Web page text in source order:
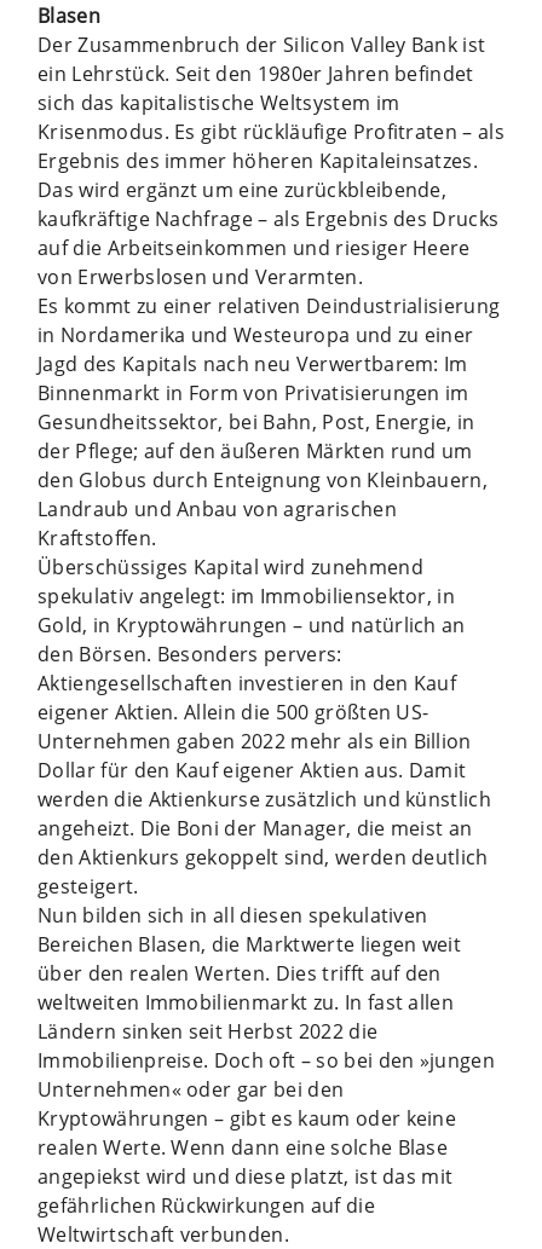
Blasen
Der Zusammenbruch der Silicon Valley Bank ist
ein Lehrstück. Seit den 1980er Jahren befindet
sich das kapitalistische Weltsystem im
Krisenmodus. Es gibt rückläufige Profitraten – als
Ergebnis des immer höheren Kapitaleinsatzes.
Das wird ergänzt um eine zurückbleibende,
kaufkräftige Nachfrage – als Ergebnis des Drucks
auf die Arbeitseinkommen und riesiger Heere
von Erwerbslosen und Verarmten.
Es kommt zu einer relativen De­industrialisierung
in Nordamerika und Westeuropa und zu einer
Jagd des Kapitals nach neu Verwertbarem: Im
Binnenmarkt in Form von Privatisierungen im
Gesundheitssektor, bei Bahn, Post, Energie, in
der Pflege; auf den äußeren Märkten rund um
den Globus durch Enteignung von Kleinbauern,
Landraub und Anbau von agrarischen
Kraftstoffen.
Überschüssiges Kapital wird zunehmend
spekulativ angelegt: im Immobiliensektor, in
Gold, in Kryptowährungen – und natürlich an
den Börsen. Besonders pervers:
Aktiengesellschaften investieren in den Kauf
eigener Aktien. Allein die 500 größten US-
Unternehmen gaben 2022 mehr als ein Billion
Dollar für den Kauf eigener Aktien aus. Damit
werden die Aktienkurse zusätzlich und künstlich
angeheizt. Die Boni der Manager, die meist an
den Aktienkurs gekoppelt sind, werden deutlich
gesteigert.
Nun bilden sich in all diesen spekulativen
Bereichen Blasen, die Marktwerte liegen weit
über den realen Werten. Dies trifft auf den
weltweiten Immobilienmarkt zu. In fast allen
Ländern sinken seit Herbst 2022 die
Immobilienpreise. Doch oft – so bei den »jungen
Unternehmen« oder gar bei den
Kryptowährungen – gibt es kaum oder keine
realen Werte. Wenn dann eine solche Blase
angepiekst wird und diese platzt, ist das mit
gefährlichen Rückwirkungen auf die
Weltwirtschaft verbunden.